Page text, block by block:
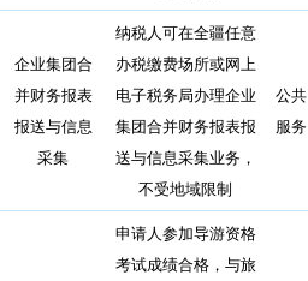
企业集团合
并财务报表
报送与信息
采集
纳税人可在全疆任意
办税缴费场所或网上
电子税务局办理企业
集团合并财务报表报
送与信息采集业务，
不受地域限制
公共
服务
申请人参加导游资格
考试成绩合格，与旅